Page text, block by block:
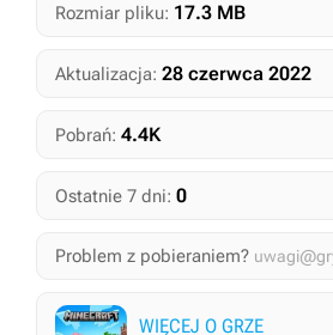
Rozmiar pliku: 17.3 MB
Aktualizacja: 28 czerwca 2022
Pobrań: 4.4K
Ostatnie 7 dni: 0
Problem z pobieraniem?
WIĘCEJ O GRZE